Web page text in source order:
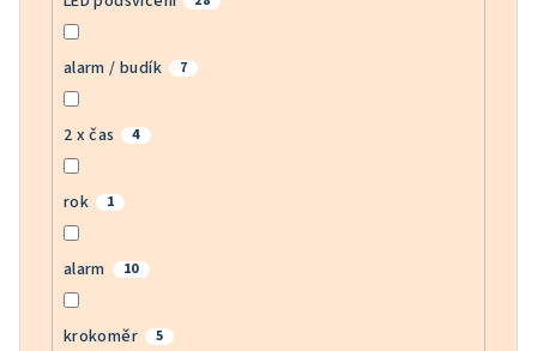
alarm / budík 7
2 x čas 4
rok 1
alarm 10
krokoměr 5